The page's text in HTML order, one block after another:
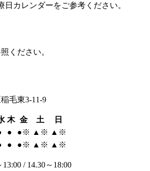
カレンダーをご参考ください。
ください。
毛東3-11-9
木 金 土
日
● ●※ ▲ ※ ▲ ※
● ●※ ▲ ※ ▲ ※
/ 14.30～18:00